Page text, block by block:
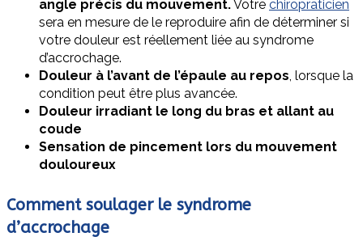
angle précis du mouvement.Votre chiropraticien
sera en mesure de le reproduire afin de déterminer si
votre douleur est réellement liée au syndrome
d’accrochage.
Douleur à l’avant de l’épaule au repos, lorsque la
condition peut être plus avancée.
Douleur irradiant le long du bras et allant au
coude
Sensation de pincement lors du mouvement
douloureux
Comment soulager le syndrome
d’accrochage